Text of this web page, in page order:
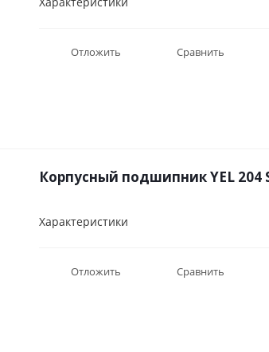
Отложить Сравнить
Корпусный подшипник YEL 204
Характеристики
Отложить Сравнить